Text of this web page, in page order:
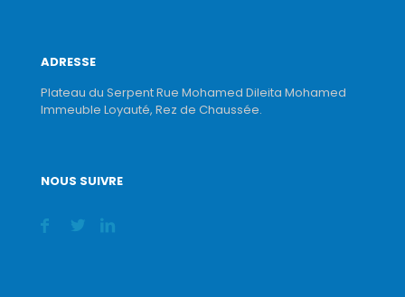
ADRESSE
Plateau du Serpent Rue Mohamed Dileita Mohamed
Immeuble Loyauté, Rez de Chaussée.
NOUS SUIVRE